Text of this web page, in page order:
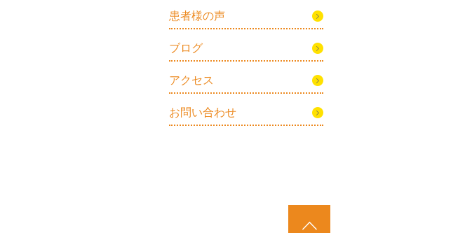
患者様の声
ブログ
アクセス
お問い合わせ